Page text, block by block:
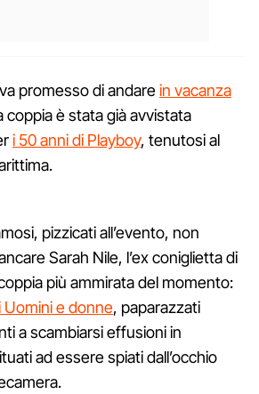
promesso di andarein vacanza
coppia è stata già avvistata
i 50 anni di Playboy, tenutosi al
pizzicati all’evento, non
Sarah Nile, l’ex coniglietta di
più ammirata del momento:
Uomini e donne, paparazzati
a scambiarsi effusioni in
ad essere spiati dall’occhio